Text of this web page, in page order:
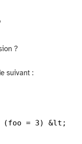
?
suivant :
= 3)